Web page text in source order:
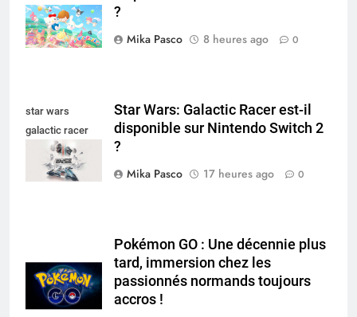
switch
?
Mika Pasco
8 heures ago 0
star wars
galactic racer
nintendo switch
Star Wars: Galactic Racer est-il
disponible sur Nintendo Switch 2
?
Mika Pasco
17 heures ago 0
Pokémon GO : Une décennie plus
tard, immersion chez les
passionnés normands toujours
accros !